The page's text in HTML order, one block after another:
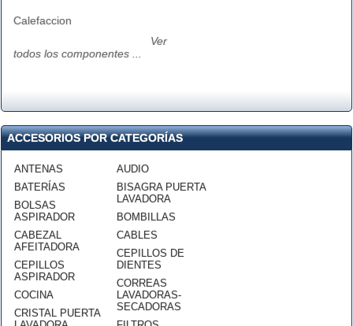
Calefaccion
Ver
todos los componentes ...
ACCESORIOS POR CATEGORÍAS
ANTENAS
BATERÍAS
BOLSAS
ASPIRADOR
CABEZAL
AFEITADORA
CEPILLOS
ASPIRADOR
COCINA
CRISTAL PUERTA
AUDIO
BISAGRA PUERTA
LAVADORA
BOMBILLAS
CABLES
CEPILLOS DE
DIENTES
CORREAS
LAVADORAS-
SECADORAS